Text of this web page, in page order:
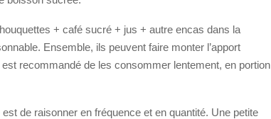
+ café sucré + jus + autre encas dans la
Ensemble, ils peuvent faire monter l’apport
recommandé de les consommer lentement, en portion
de raisonner en fréquence et en quantité. Une petite